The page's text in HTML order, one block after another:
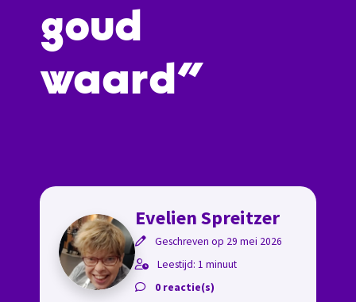
goud
waard”
Evelien Spreitzer
Geschreven op 29 mei 2026
Leestijd: 1 minuut
0 reactie(s)